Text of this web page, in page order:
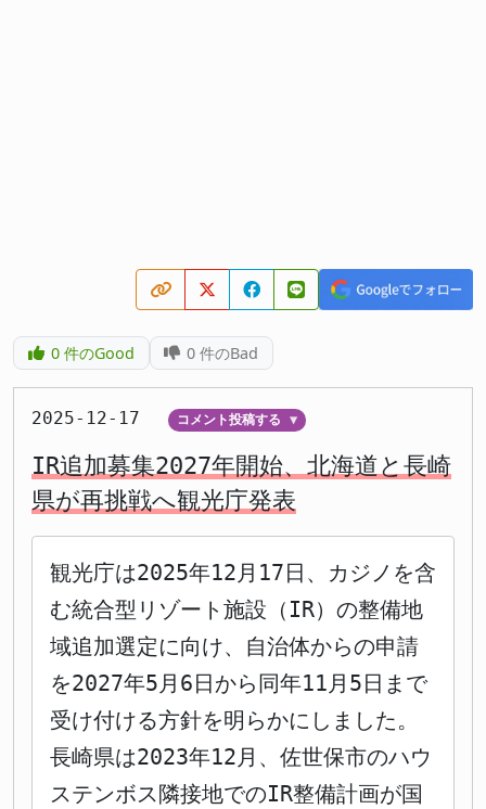
0件のGood 0 件のBad
2025-12-17 コメント投稿する ▼
IR追加募集2027年開始、北海道と長崎
県が再挑戦へ観光庁発表
観光庁は2025年12月17日、カジノを含
む統合型リゾート施設（IR）の整備地
域追加選定に向け、自治体からの申請
を2027年5月6日から同年11月5日まで
受け付ける方針を明らかにしました。
長崎県は2023年12月、佐世保市のハウ
ステンボス隣接地でのIR整備計画が国